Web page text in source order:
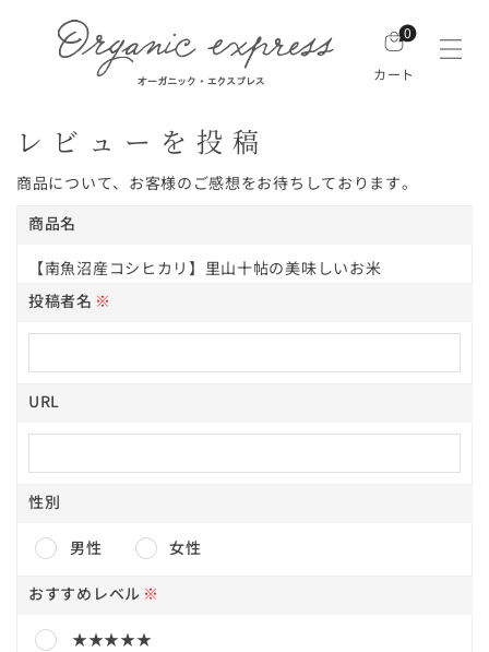
0
カート
レビューを投稿
商品について、お客様のご感想をお待ちしております。
商品名
【南魚沼産コシヒカリ】里山十帖の美味しいお米
投稿者名 ※
URL
性別
男性 女性
おすすめレベル ※
★★★★★